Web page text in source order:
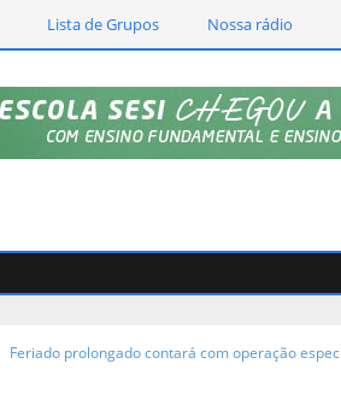
Lista de Grupos Nossa rádio
Feriado prolongado contará com operação